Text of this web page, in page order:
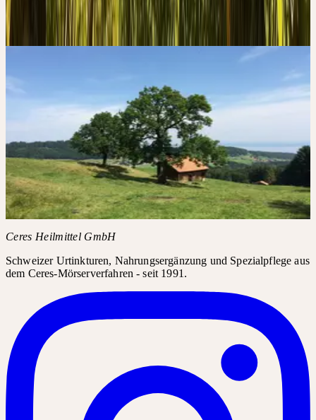
die volle Lebenskraft der Pflanze, bewahrt.
Die 4 Säulen der Qualität
CERES AUF
INSTAGRAM#FRAXINUS /
#FRAXINUSEXCELSIOR
Instagram-Posts benötigen Ihre Zustimmung für Drittanbieter-
Inhalte.
Instagram laden
Ceres Heilmittel GmbH
Schweizer Urtinkturen, Nahrungsergänzung und Spezialpflege aus
dem Ceres-Mörserverfahren - seit 1991.